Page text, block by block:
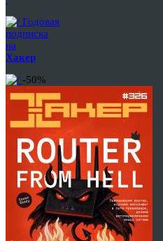
Годовая
подписка
на
Хакер
-50%